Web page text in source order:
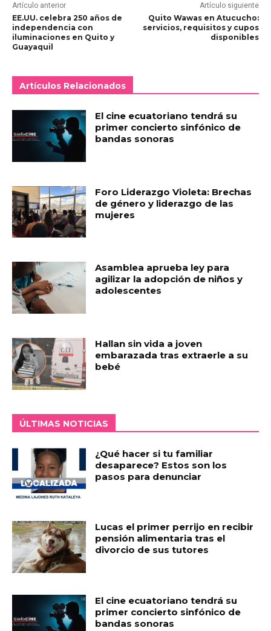
Artículo anterior
EE.UU. celebra 250 años de
independencia con
iluminaciones en Quito y
Guayaquil
Artículo siguiente
Quito Wawas en Atucucho:
servicios, requisitos y cupos
disponibles
Artículos Relacionados
El cine ecuatoriano tendrá su
primer concierto sinfónico de
bandas sonoras
Foro Liderazgo Violeta: Brechas
de género y liderazgo de las
mujeres
Asamblea aprueba ley para
agilizar la adopción de niños y
adolescentes
Hallan sin vida a joven
embarazada tras extraerle a su
bebé
ÚLTIMAS NOTICIAS
¿Qué hacer si tu familiar
desaparece? Estos son los
pasos para denunciar
Lucas el primer perrijo en recibir
pensión alimentaria tras el
divorcio de sus tutores
El cine ecuatoriano tendrá su
primer concierto sinfónico de
bandas sonoras